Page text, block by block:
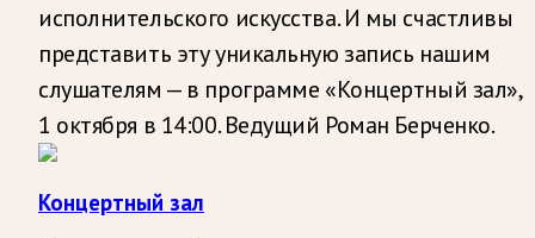
исполнительского искусства. И мы счастливы
представить эту уникальную запись нашим
слушателям — в программе «Концертный зал»,
1 октября в 14:00. Ведущий Роман Берченко.
Концертный зал